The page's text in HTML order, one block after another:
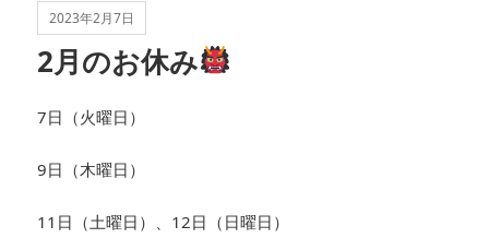
ー
2023年2月7日
2月のお休み
7日（火曜日）
9日（木曜日）
11日（土曜日）、12日（日曜日）